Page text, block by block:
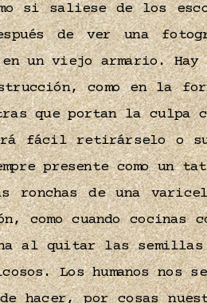
si saliese de los
de ver una
un viejo armario. Hay
como en la
que portan la culpa
fácil retirárselo o
presente como un
ronchas de una
como cuando
al quitar las semillas
Los humanos nos
hacer, por cosas